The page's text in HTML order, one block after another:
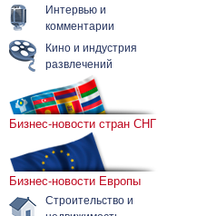
Интервью и
комментарии
Кино и индустрия
развлечений
Бизнес-новости стран СНГ
Бизнес-новости Европы
Строительство и